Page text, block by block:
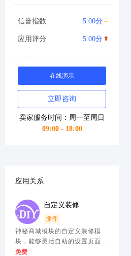
信誉指数 5.00分
应用评分 5.00分
在线演示
立即咨询
卖家服务时间：周一至周日
09:00 - 18:00
应用关系
自定义装修
插件
神秘商城模块的自定义装修模
块，能够灵活自助的设置页面的
布局，并可替换为首页， 让商
免费